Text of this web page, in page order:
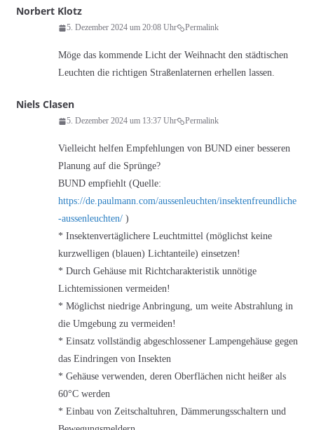
Norbert Klotz
5. Dezember 2024 um 20:08 Uhr Permalink
Möge das kommende Licht der Weihnacht den städtischen
Leuchten die richtigen Straßenlaternen erhellen lassen.
Niels Clasen
5. Dezember 2024 um 13:37 Uhr Permalink
Vielleicht helfen Empfehlungen von BUND einer besseren
Planung auf die Sprünge?
BUND empfiehlt (Quelle:
https://de.paulmann.com/aussenleuchten/insektenfreundliche
-aussenleuchten/)
* Insektenvertäglichere Leuchtmittel (möglichst keine
kurzwelligen (blauen) Lichtanteile) einsetzen!
* Durch Gehäuse mit Richtcharakteristik unnötige
Lichtemissionen vermeiden!
* Möglichst niedrige Anbringung, um weite Abstrahlung in
die Umgebung zu vermeiden!
* Einsatz vollständig abgeschlossener Lampengehäuse gegen
das Eindringen von Insekten
* Gehäuse verwenden, deren Oberflächen nicht heißer als
60°C werden
* Einbau von Zeitschaltuhren, Dämmerungsschaltern und